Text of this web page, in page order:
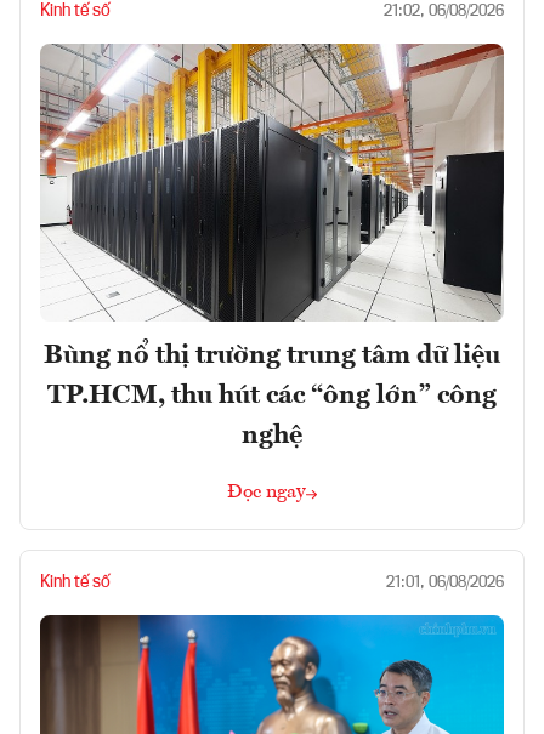
Kinh tế số 21:02, 06/08/2026
Bùng nổ thị trường trung tâm dữ liệu
TP.HCM, thu hút các “ông lớn” công
nghệ
Đọc ngay
Kinh tế số 21:01, 06/08/2026